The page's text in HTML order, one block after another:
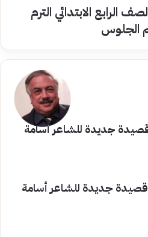
الرابع الابتدائي الترم
جديدة للشاعر أسامة
جديدة للشاعر أسامة